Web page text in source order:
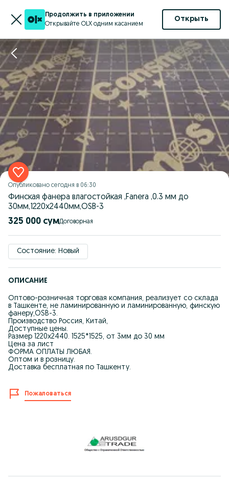
Продолжить в приложении
Открывайте OLX одним касанием
Открыть
Опубликовано сегодня в 06:30
Финская фанера влагостойкая ,Fanera ,0.3 мм до
30мм,1220х2440мм,OSB-3
325 000 сум Договорная
Состояние: Новый
ОПИСАНИЕ
Оптово-розничная торговая компания, реализует со склада
в Ташкенте, не ламинированную и ламинированную, финскую
фанеру,OSB-3.
Производство Россия, Китай,
Доступные цены.
Размер 1220х2440. 1525*1525, от 3мм до 30 мм
Цена за лист
ФОРМА ОПЛАТЫ ЛЮБАЯ.
Оптом и в розницу.
Доставка бесплатная по Ташкенту.
Пожаловаться